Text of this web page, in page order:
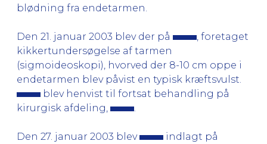
blødning fra endetarmen.
Den 21. januar 2003 blev der på
, foretaget
kikkertundersøgelse af tarmen
(sigmoideoskopi), hvorved der 8-10 cm oppe i
endetarmen blev påvist en typisk kræftsvulst.
blev henvist til fortsat behandling på
kirurgisk afdeling,
Den 27. januar 2003 blev
indlagt på